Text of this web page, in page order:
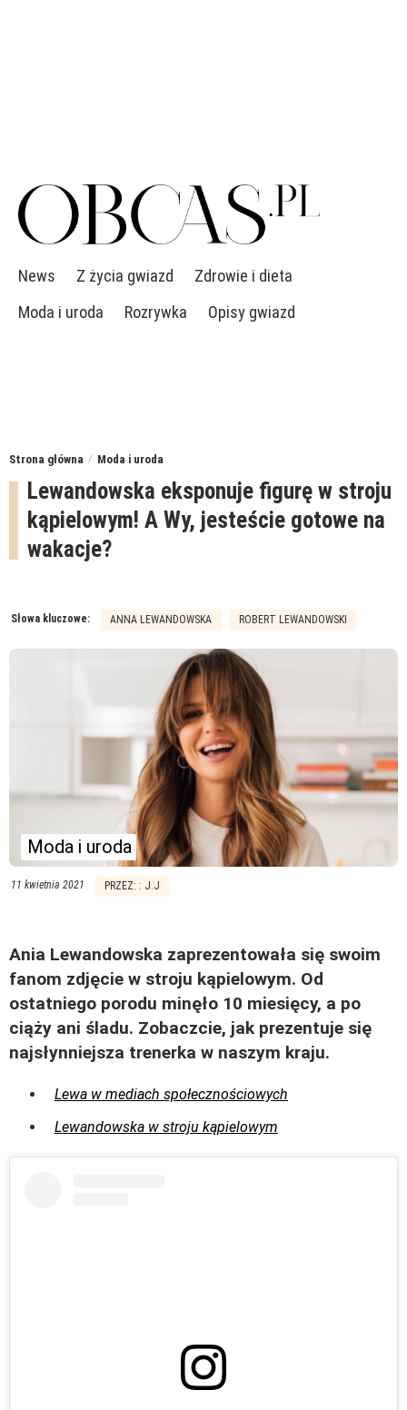
News Z życia gwiazd
Zdrowie i dieta
Moda i uroda
Rozrywka Opisy gwiazd
Strona główna Moda i uroda
Lewandowska eksponuje figurę w stroju
kąpielowym! A Wy, jesteście gotowe na
wakacje?
Słowa kluczowe: ANNA LEWANDOWSKA ROBERT LEWANDOWSKI
Moda i uroda
11 kwietnia 2021 PRZEZ: : J.J
Ania Lewandowska zaprezentowała się swoim
fanom zdjęcie w stroju kąpielowym. Od
ostatniego porodu minęło 10 miesięcy, a po
ciąży ani śladu. Zobaczcie, jak prezentuje się
najsłynniejsza trenerka w naszym kraju.
Lewa w mediach społecznościowych
Lewandowska w stroju kąpielowym